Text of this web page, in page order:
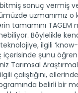
sonuç vermiş
uzmanımız o
tamamını TAGEM
Böylelikle
ilgili
içerisinde şunu
Tarımsal
çalıştığını,
belirli bir
yeni dönem
sürdürülebilir